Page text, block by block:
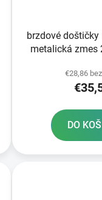
o
v
brzdové doštičky
metalická zmes
€28,86
DO